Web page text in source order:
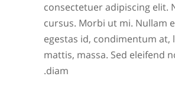
consectetuer adipiscing elit.
cursus. Morbi ut mi. Nullam
egestas id, condimentum at,
mattis, massa. Sed eleifend
diam.